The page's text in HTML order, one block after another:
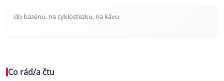
do bazénu, na cyklostezku, na kávu
Co rád/a čtu